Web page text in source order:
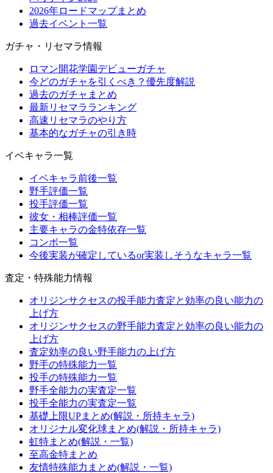
2026年ロードマップまとめ
過去イベント一覧
ガチャ・リセマラ情報
ロマン開花学園デビューガチャ
今どのガチャを引くべき？優先度解説
過去のガチャまとめ
最新リセマラランキング
高速リセマラのやり方
基本的なガチャの引き時
イベキャラ一覧
イベキャラ前後一覧
野手評価一覧
投手評価一覧
彼女・相棒評価一覧
主要キャラの金特依存一覧
コンボ一覧
今後実装が確定しているor実装しそうなキャラ一覧
査定・特殊能力情報
オリジンサクセスの投手能力査定と効率の良い能力の
上げ方
オリジンサクセスの野手能力査定と効率の良い能力の
上げ方
査定効率の良い野手能力の上げ方
野手の特殊能力一覧
投手の特殊能力一覧
野手全能力の実査定一覧
投手全能力の実査定一覧
基礎上限UPまとめ(解説・所持キャラ)
オリジナル変化球まとめ(解説・所持キャラ)
虹特まとめ(解説・一覧)
至高金特まとめ
友情特殊能力まとめ(解説・一覧)